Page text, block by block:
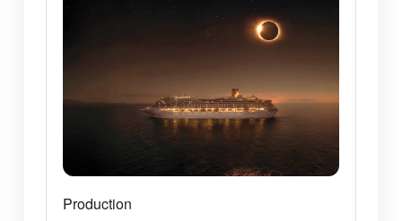
Production